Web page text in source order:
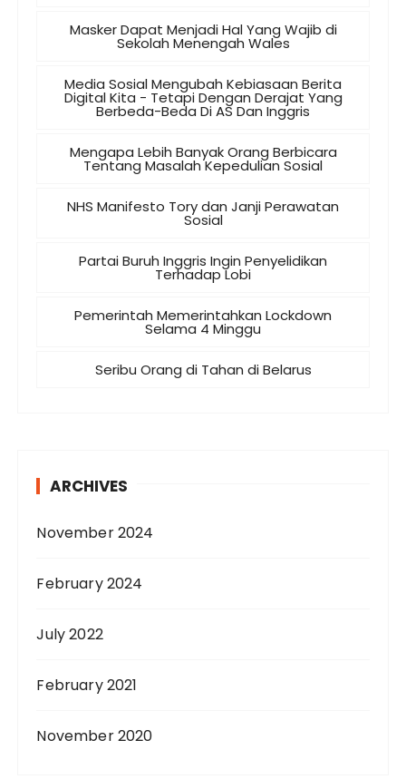
Masker Dapat Menjadi Hal Yang Wajib di
Sekolah Menengah Wales
Media Sosial Mengubah Kebiasaan Berita
Digital Kita - Tetapi Dengan Derajat Yang
Berbeda-Beda Di AS Dan Inggris
Mengapa Lebih Banyak Orang Berbicara
Tentang Masalah Kepedulian Sosial
NHS Manifesto Tory dan Janji Perawatan
Sosial
Partai Buruh Inggris Ingin Penyelidikan
Terhadap Lobi
Pemerintah Memerintahkan Lockdown
Selama 4 Minggu
Seribu Orang di Tahan di Belarus
ARCHIVES
November 2024
February 2024
July 2022
February 2021
November 2020